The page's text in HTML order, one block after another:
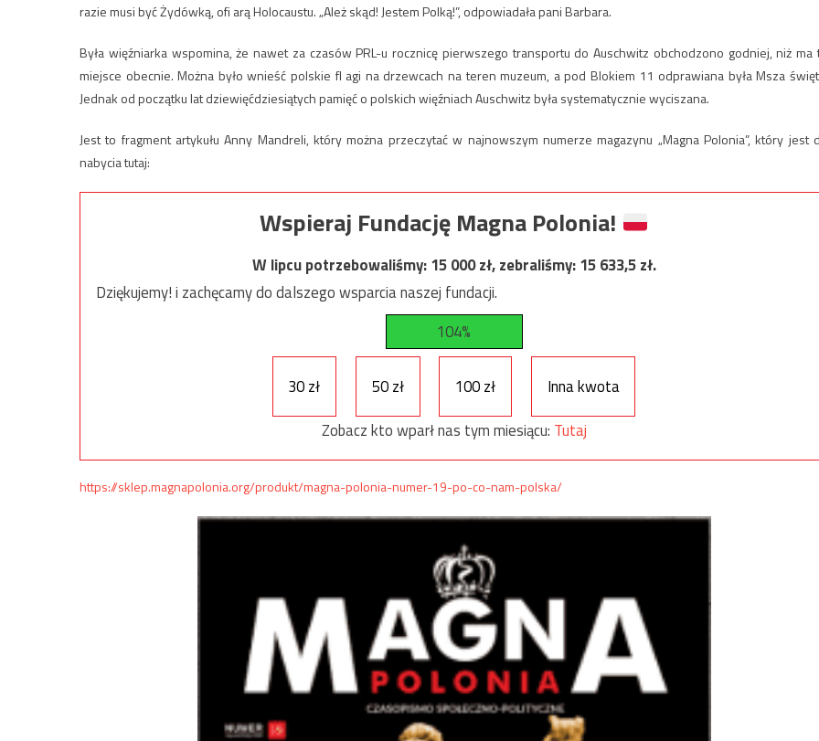
razie musi być Żydówką, ofi arą Holocaustu. „Ależ skąd! Jestem Polką!”, odpowiadała pani Barbara.
Była więźniarka wspomina, że nawet za czasów PRL-u rocznicę pierwszego transportu do Auschwitz obchodzono godniej, niż ma
miejsce obecnie. Można było wnieść polskie fl agi na drzewcach na teren muzeum, a pod Blokiem 11 odprawiana była Msza
Jednak od początku lat dziewięćdziesiątych pamięć o polskich więźniach Auschwitz była systematycznie wyciszana.
Jest to fragment artykułu Anny Mandreli, który można przeczytać w najnowszym numerze magazynu „Magna Polonia”, który jest
nabycia tutaj:
Wspieraj Fundację Magna Polonia!
W lipcu potrzebowaliśmy:15 000zł, zebraliśmy:15 633,5zł.
Dziękujemy! i zachęcamy do dalszego wsparcia naszej fundacji.
104%
30 zł 50 zł 100 zł
Inna kwota
Zobacz kto wparł nas tym miesiącu: Tutaj
https://sklep.magnapolonia.org/produkt/magna-polonia-numer-19-po-co-nam-polska/